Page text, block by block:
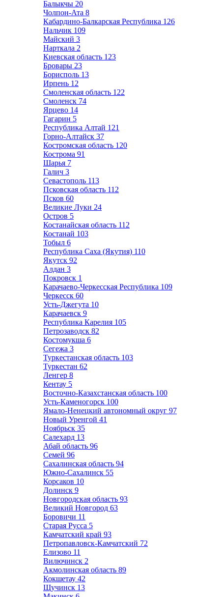
Балыкчы 20
Чолпон-Ата 8
Кабардино-Балкарская Республика 126
Нальчик 109
Майский 3
Нарткала 2
Киевская область 123
Бровары 23
Борисполь 13
Ирпень 12
Смоленская область 122
Смоленск 74
Ярцево 14
Гагарин 5
Республика Алтай 121
Горно-Алтайск 37
Костромская область 120
Кострома 91
Шарья 7
Галич 3
Севастополь 113
Псковская область 112
Псков 60
Великие Луки 24
Остров 5
Костанайская область 112
Костанай 103
Тобыл 6
Республика Саха (Якутия) 110
Якутск 92
Алдан 3
Покровск 1
Карачаево-Черкесская Республика 109
Черкесск 60
Усть-Джегута 10
Карачаевск 9
Республика Карелия 105
Петрозаводск 82
Костомукша 6
Сегежа 3
Туркестанская область 103
Туркестан 62
Ленгер 8
Кентау 5
Восточно-Казахстанская область 100
Усть-Каменогорск 100
Ямало-Ненецкий автономный округ 97
Новый Уренгой 41
Ноябрьск 35
Салехард 13
Абай область 96
Семей 96
Сахалинская область 94
Южно-Сахалинск 55
Корсаков 10
Долинск 9
Новгородская область 93
Великий Новгород 63
Боровичи 11
Старая Русса 5
Камчатский край 93
Петропавловск-Камчатский 72
Елизово 11
Вилючинск 2
Акмолинская область 89
Кокшетау 42
Щучинск 13